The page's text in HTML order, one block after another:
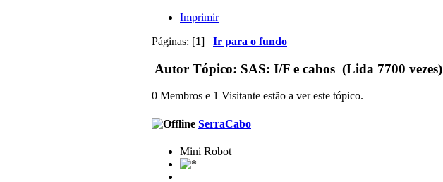
Imprimir
Páginas: [1] Ir para o fundo
Autor Tópico: SAS: I/F e cabos (Lida 7700 vezes)
0 Membros e 1 Visitante estão a ver este tópico.
SerraCabo
Mini Robot